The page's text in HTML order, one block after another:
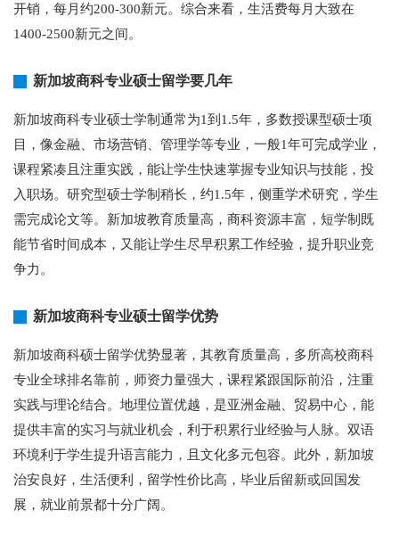
开销，每月约200-300新元。综合来看，生活费每月大致在
1400-2500新元之间。
新加坡商科专业硕士留学要几年
新加坡商科专业硕士学制通常为1到1.5年，多数授课型硕士项
目，像金融、市场营销、管理学等专业，一般1年可完成学业，
课程紧凑且注重实践，能让学生快速掌握专业知识与技能，投
入职场。研究型硕士学制稍长，约1.5年，侧重学术研究，学生
需完成论文等。新加坡教育质量高，商科资源丰富，短学制既
能节省时间成本，又能让学生尽早积累工作经验，提升职业竞
争力。
新加坡商科专业硕士留学优势
新加坡商科硕士留学优势显著，其教育质量高，多所高校商科
专业全球排名靠前，师资力量强大，课程紧跟国际前沿，注重
实践与理论结合。地理位置优越，是亚洲金融、贸易中心，能
提供丰富的实习与就业机会，利于积累行业经验与人脉。双语
环境利于学生提升语言能力，且文化多元包容。此外，新加坡
治安良好，生活便利，留学性价比高，毕业后留新或回国发
展，就业前景都十分广阔。